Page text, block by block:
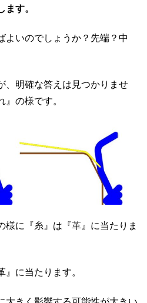
ます。
よいのでしょうか？先端？中
、明確な答えは見つかりませ
』の様です。
様に『糸』は『革』に当たりま
に当たります。